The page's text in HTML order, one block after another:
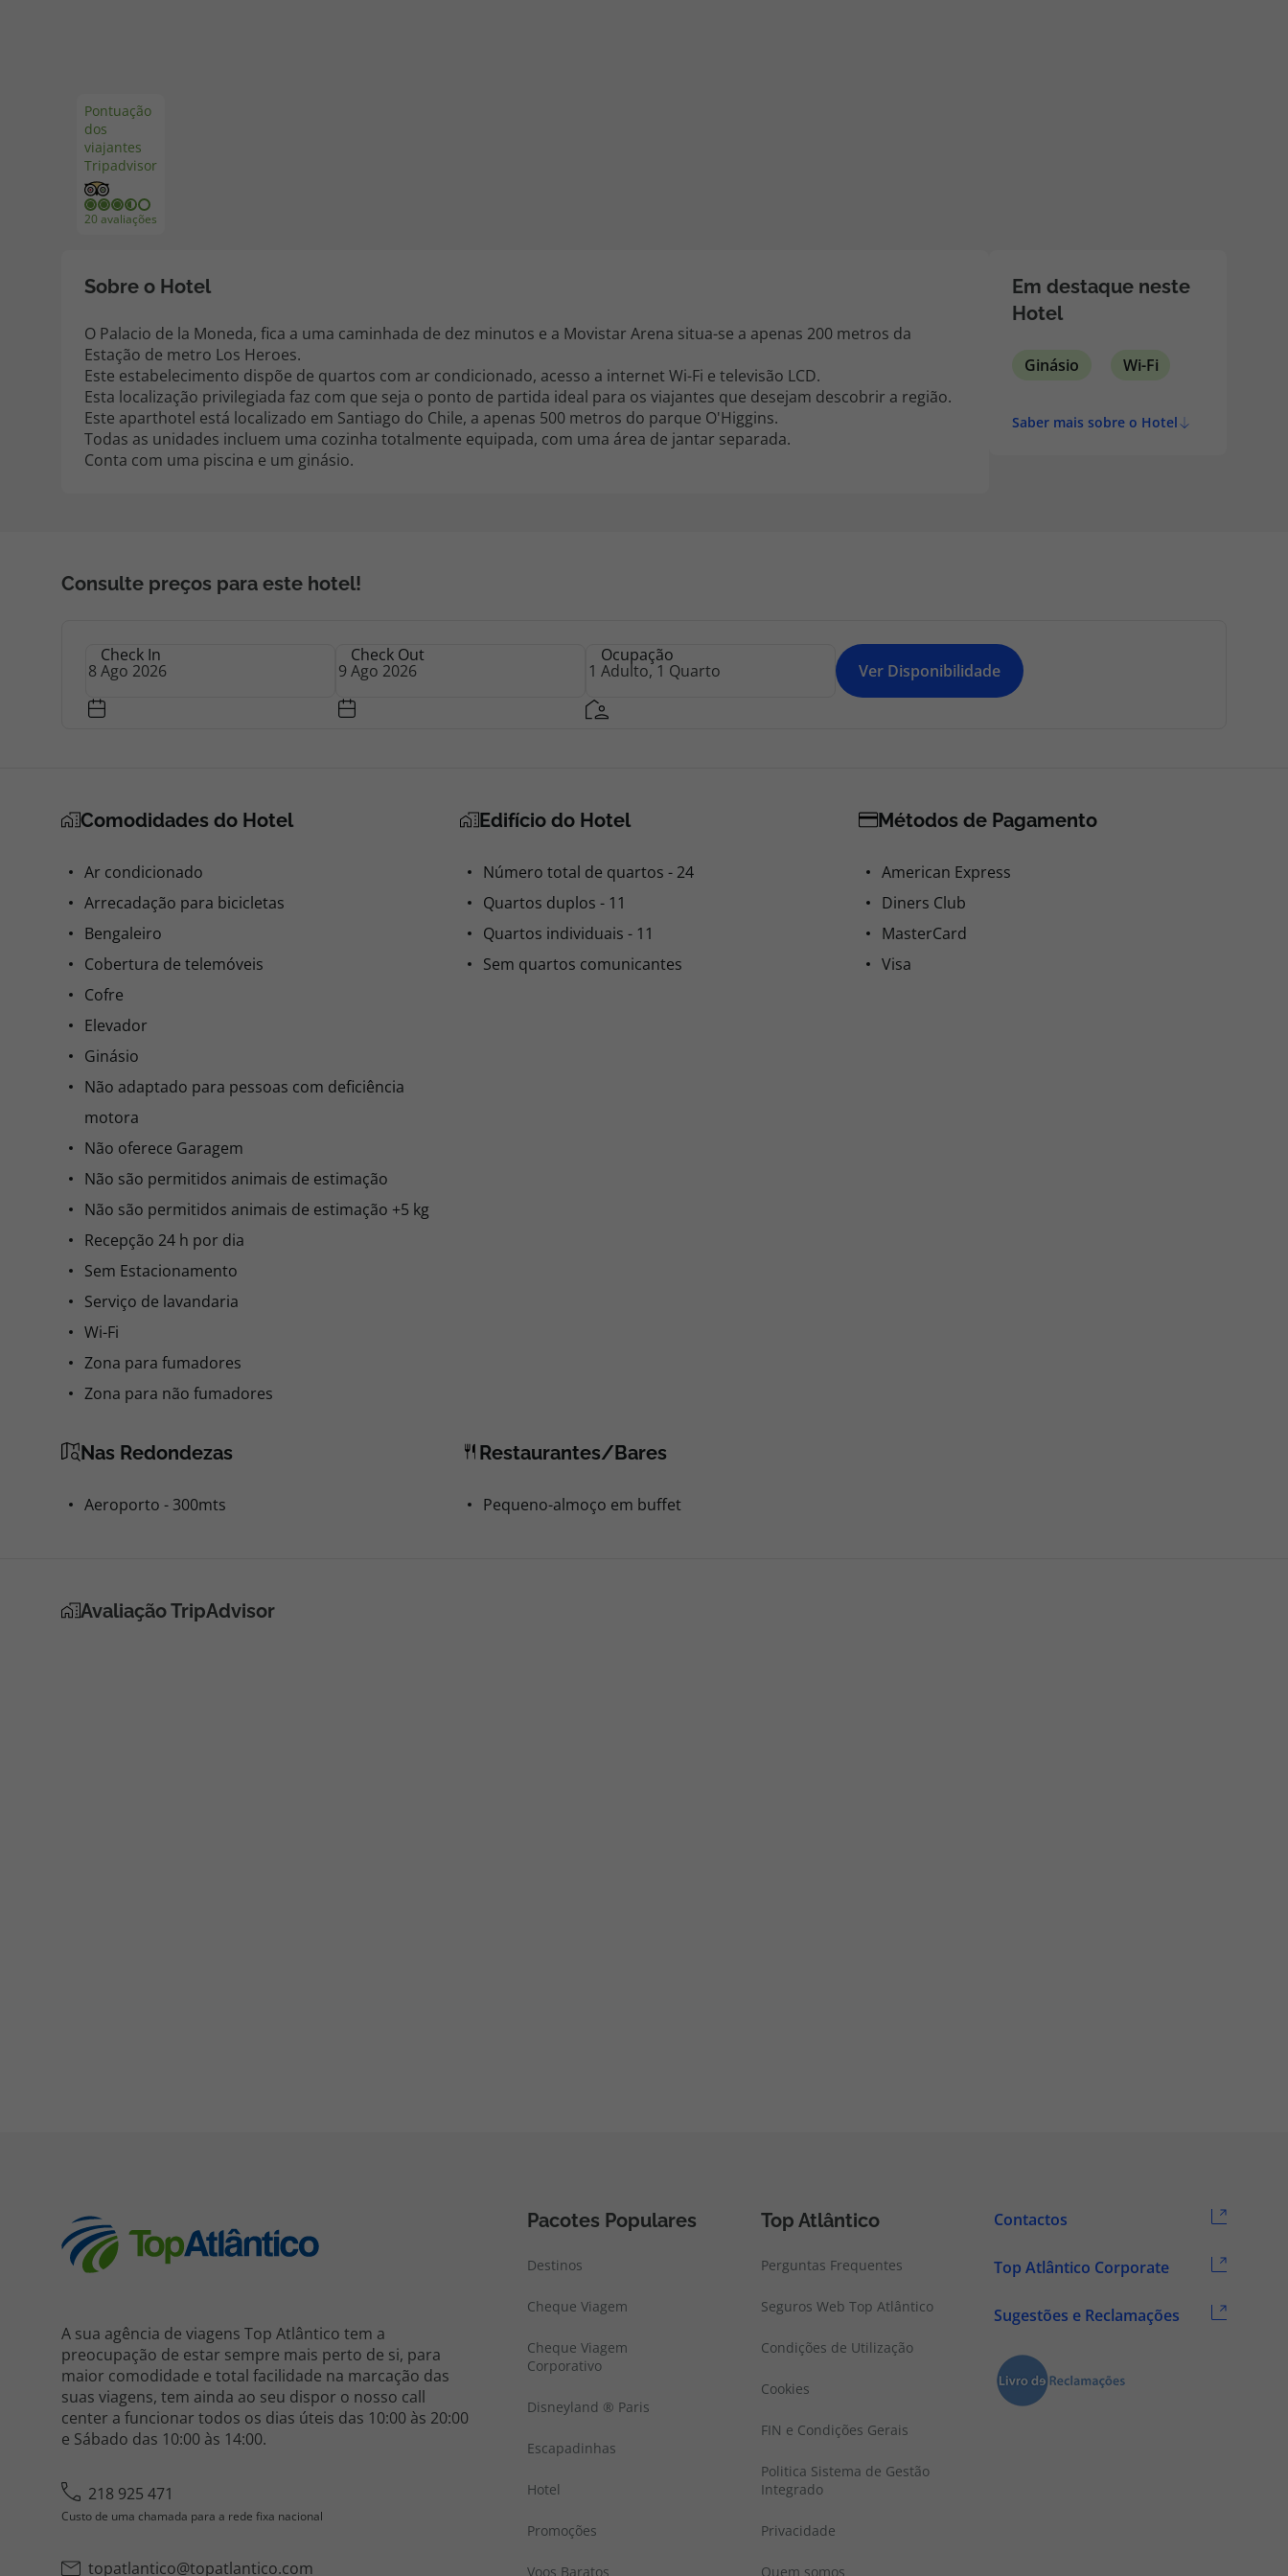
Disneyland ® Paris
Pontuação
dos
viajantes
Tripadvisor
20 avaliações
Sobre o Hotel
O Palacio de la Moneda, fica a uma caminhada de dez minutos e a Movistar Arena situa-se a apenas 200 metros da
Estação de metro Los Heroes.
Este estabelecimento dispõe de quartos com ar condicionado, acesso a internet Wi-Fi e televisão LCD.
Esta localização privilegiada faz com que seja o ponto de partida ideal para os viajantes que desejam descobrir a região.
Este aparthotel está localizado em Santiago do Chile, a apenas 500 metros do parque O'Higgins.
Todas as unidades incluem uma cozinha totalmente equipada, com uma área de jantar separada.
Conta com uma piscina e um ginásio.
Em destaque neste
Hotel
Ginásio Wi-Fi
Saber mais sobre o Hotel
Consulte preços para este hotel!
Check In Check Out Ocupação
Ver Disponibilidade
Comodidades do Hotel
Ar condicionado
Arrecadação para bicicletas
Bengaleiro
Cobertura de telemóveis
Cofre
Elevador
Ginásio
Não adaptado para pessoas com deficiência
motora
Não oferece Garagem
Não são permitidos animais de estimação
Não são permitidos animais de estimação +5 kg
Recepção 24 h por dia
Sem Estacionamento
Serviço de lavandaria
Wi-Fi
Zona para fumadores
Zona para não fumadores
Edifício do Hotel
Número total de quartos - 24
Quartos duplos - 11
Quartos individuais - 11
Sem quartos comunicantes
Métodos de Pagamento
American Express
Diners Club
MasterCard
Visa
Nas Redondezas
Aeroporto - 300mts
Restaurantes/Bares
Pequeno-almoço em buffet
Avaliação TripAdvisor
A sua agência de viagens Top Atlântico tem a
preocupação de estar sempre mais perto de si, para
maior comodidade e total facilidade na marcação das
suas viagens, tem ainda ao seu dispor o nosso call
center a funcionar todos os dias úteis das 10:00 às 20:00
e Sábado das 10:00 às 14:00.
218 925 471
Custo de uma chamada para a rede fixa nacional
topatlantico@topatlantico.com
Pacotes Populares
Destinos
Cheque Viagem
Cheque Viagem
Corporativo
Disneyland ® Paris
Escapadinhas
Hotel
Promoções
Voos Baratos
Top Atlântico
Perguntas Frequentes
Seguros Web Top Atlântico
Condições de Utilização
Cookies
FIN e Condições Gerais
Politica Sistema de Gestão
Integrado
Privacidade
Quem somos
Contactos
Top Atlântico Corporate
Sugestões e Reclamações